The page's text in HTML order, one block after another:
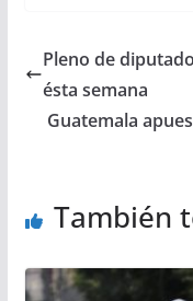
Pleno de
ésta semana
Guatemala
También